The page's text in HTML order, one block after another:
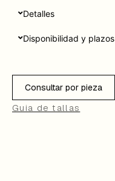
Detalles
Disponibilidad y plazos
Consultar por pieza
Guia de tallas